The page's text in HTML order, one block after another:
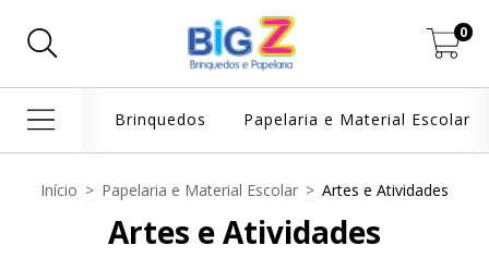
0
Brinquedos Papelaria e Material Escolar
Início > Papelaria e Material Escolar > Artes e Atividades
Artes e Atividades